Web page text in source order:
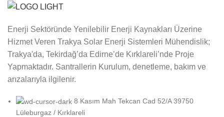
Enerji Sektöründe Yenilebilir Enerji Kaynakları Üzerine
Hizmet Veren Trakya Solar Enerji Sistemleri Mühendislik;
Trakya'da, Tekirdağ’da Edirne’de Kırklareli’nde Proje
Yapmaktadır. Santrallerin Kurulum, denetleme, bakım ve
arızalarıyla ilgilenir.
8 Kasım Mah Tekcan Cad 52/A 39750
Lüleburgaz / Kırklareli